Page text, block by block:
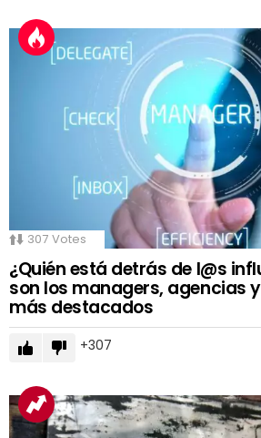
307 Votes
¿Quién está detrás de l@s
son los managers, agencias
más destacados
307